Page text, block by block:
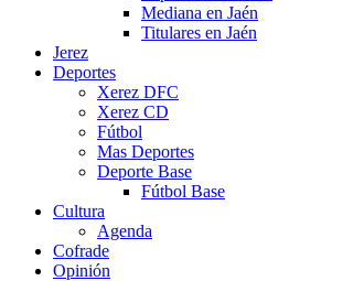
Mediana en Jaén
Titulares en Jaén
Jerez
Deportes
Xerez DFC
Xerez CD
Fútbol
Mas Deportes
Deporte Base
Fútbol Base
Cultura
Agenda
Cofrade
Opinión